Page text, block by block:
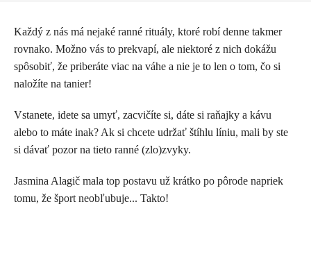
Každý z nás má nejaké ranné rituály, ktoré robí denne takmer
rovnako. Možno vás to prekvapí, ale niektoré z nich dokážu
spôsobiť, že priberáte viac na váhe a nie je to len o tom, čo si
naložíte na tanier!
Vstanete, idete sa umyť, zacvičíte si, dáte si raňajky a kávu
alebo to máte inak? Ak si chcete udržať štíhlu líniu, mali by ste
si dávať pozor na tieto ranné (zlo)zvyky.
Jasmina Alagič mala top postavu už krátko po pôrode napriek
tomu, že šport neobľubuje... Takto!